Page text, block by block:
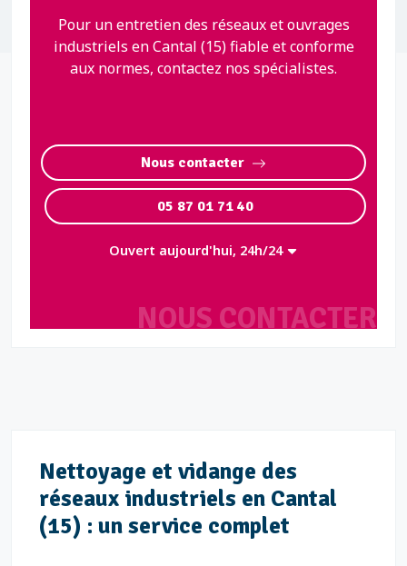
NOUS CONTACTER
Pour un entretien des réseaux et ouvrages
industriels en Cantal (15) fiable et conforme
aux normes, contactez nos spécialistes.
Nous contacter
05 87 01 71 40
Ouvert aujourd'hui, 24h/24
Nettoyage et vidange des
réseaux industriels en Cantal
(15) : un service complet